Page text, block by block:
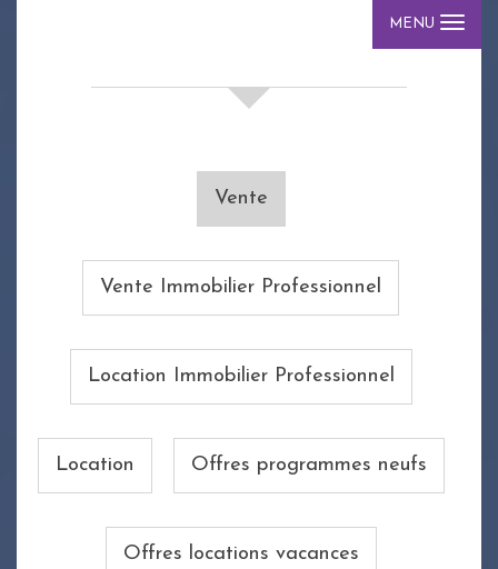
MENU
Vente
Vente Immobilier Professionnel
Location Immobilier Professionnel
Location Offres programmes neufs
Offres locations vacances